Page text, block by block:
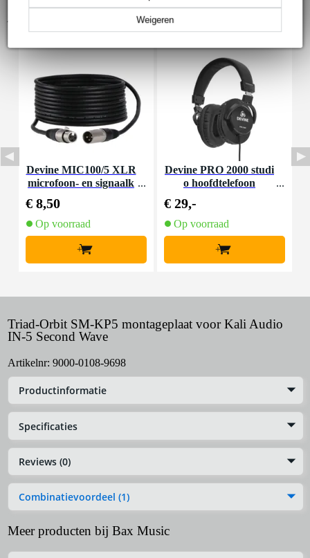
Weigeren
Devine MIC100/5 XLR
microfoon- en signaalk
€ 8,50
Op voorraad
+
Devine PRO 2000 studi
o hoofdtelefoon
€ 29,-
Op voorraad
+
Triad-Orbit SM-KP5 montageplaat voor Kali Audio
IN-5 Second Wave
Artikelnr: 9000-0108-9698
Productinformatie
Specificaties
Reviews (0)
Combinatievoordeel (1)
Meer producten bij Bax Music